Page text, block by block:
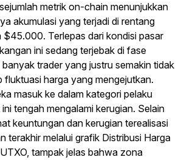
metrik on-chain menunjukkan
akumulasi yang terjadi di rentang
Terlepas dari kondisi pasar
ini sedang terjebak di fase
trader yang justru semakin tidak
fluktuasi harga yang mengejutkan.
masuk ke dalam kategori pelaku
tengah mengalami kerugian. Selain
keuntungan dan kerugian terealisasi
terakhir melalui grafik Distribusi Harga
tampak jelas bahwa zona